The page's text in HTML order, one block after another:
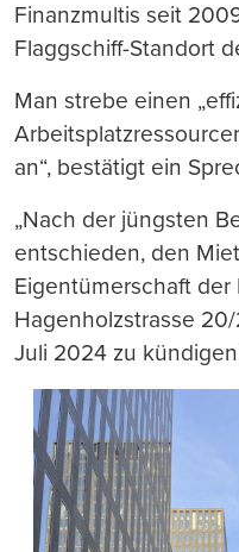
Finanzmultis seit
Flaggschiff-Standort
Man strebe einen
an“, bestätigt ein
„Nach der jüngsten
entschieden, den
Eigentümerschaft
Hagenholzstrasse
Juli 2024 zu